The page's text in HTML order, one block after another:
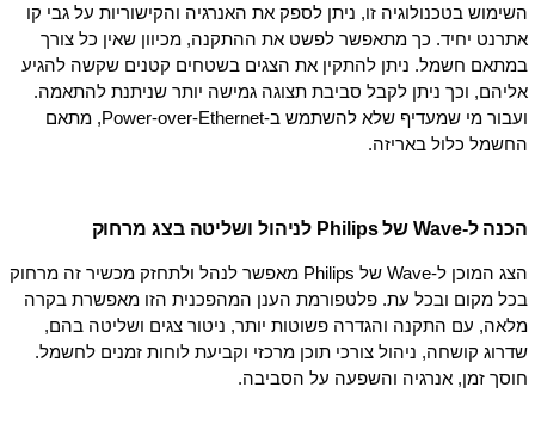
השימוש בטכנולוגיה זו, ניתן לספק את האנרגיה והקישוריות על גבי קו
אתרנט יחיד. כך מתאפשר לפשט את ההתקנה, מכיוון שאין כל צורך
במתאם חשמל. ניתן להתקין את הצגים בשטחים קטנים שקשה להגיע
אליהם, וכך ניתן לקבל סביבת תצוגה גמישה יותר שניתנת להתאמה.
ועבור מי שמעדיף שלא להשתמש ב-Power-over-Ethernet, מתאם
החשמל כלול באריזה.
הכנה ל-Wave של Philips לניהול ושליטה בצג מרחוק
הצג המוכן ל-Wave של Philips מאפשר לנהל ולתחזק מכשיר זה מרחוק
בכל מקום ובכל עת. פלטפורמת הענן המהפכנית הזו מאפשרת בקרה
מלאה, עם התקנה והגדרה פשוטות יותר, ניטור צגים ושליטה בהם,
שדרוג קושחה, ניהול צורכי תוכן מרכזי וקביעת לוחות זמנים לחשמל.
חוסך זמן, אנרגיה והשפעה על הסביבה.